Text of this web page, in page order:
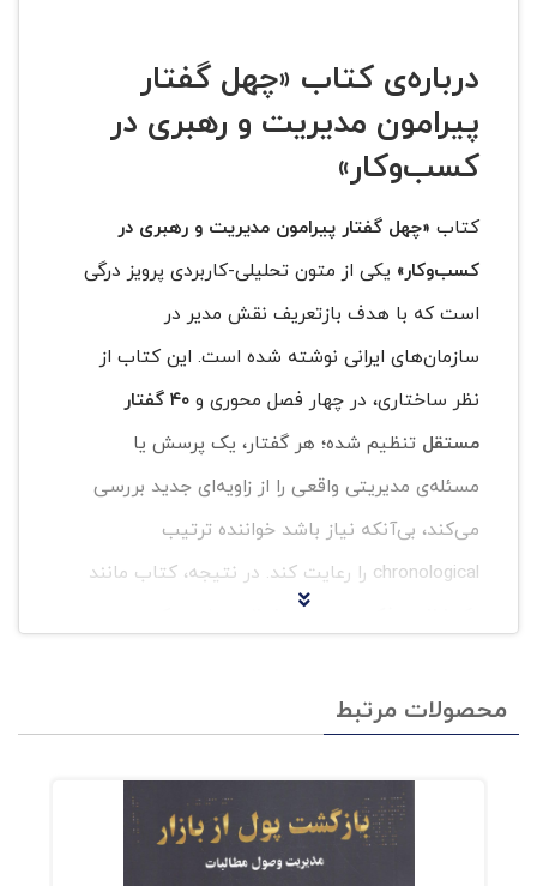
درباره‌ی کتاب «چهل گفتار
پیرامون مدیریت و رهبری در
کسب‌وکار»
کتاب «چهل گفتار پیرامون مدیریت و رهبری در
کسب‌وکار» یکی از متون تحلیلی-کاربردی پرویز درگی
است که با هدف بازتعریف نقش مدیر در
سازمان‌های ایرانی نوشته شده است. این کتاب از
نظر ساختاری، در چهار فصل محوری و
۴۰ گفتار
مستقل تنظیم شده؛ هر گفتار، یک پرسش یا
مسئله‌ی مدیریتی واقعی را از زاویه‌ای جدید بررسی
می‌کند، بی‌آنکه نیاز باشد خواننده ترتیب
chronological را رعایت کند. در نتیجه، کتاب مانند
مرتبط با مسئله ذهنی خود رسید.
۱. فصل نخست: چالش‌های کنونی
درگی این فصل را با طرح مفهوم«سندرم اختلالات
محصولات مرتبط